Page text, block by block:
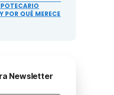
POR QUÉ MERECE
Newsletter